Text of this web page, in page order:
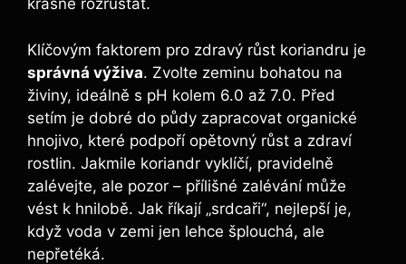
krásně rozrůstat.
Klíčovým faktorem pro zdravý růst koriandru je
správná výživa. Zvolte zeminu bohatou na
živiny, ideálně s pH kolem 6.0 až 7.0. Před
setím je dobré do půdy zapracovat organické
hnojivo, které podpoří opětovný růst a zdraví
rostlin. Jakmile koriandr vyklíčí, pravidelně
zalévejte, ale pozor – přílišné zalévání může
vést k hnilobě. Jak říkají „srdcaři“, nejlepší je,
když voda v zemi jen lehce šplouchá, ale
nepřetéká.